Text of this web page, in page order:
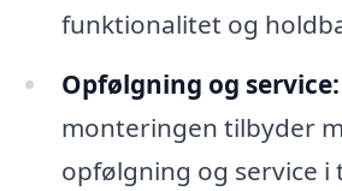
funktionalitet og
Opfølgning og service:
monteringen tilbyder
opfølgning og service